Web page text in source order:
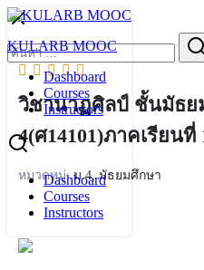
Skip
content
KULARB MOOC
Dashboard
Courses
Instructors
Dashboard
Courses
Instructors
Search
for:
วิชานาฏศิลป์ ชั้นมัธย
4(ศ14101)ภาคเรียน
หมวดหมู่:ม.4,มัธยมศึกษา